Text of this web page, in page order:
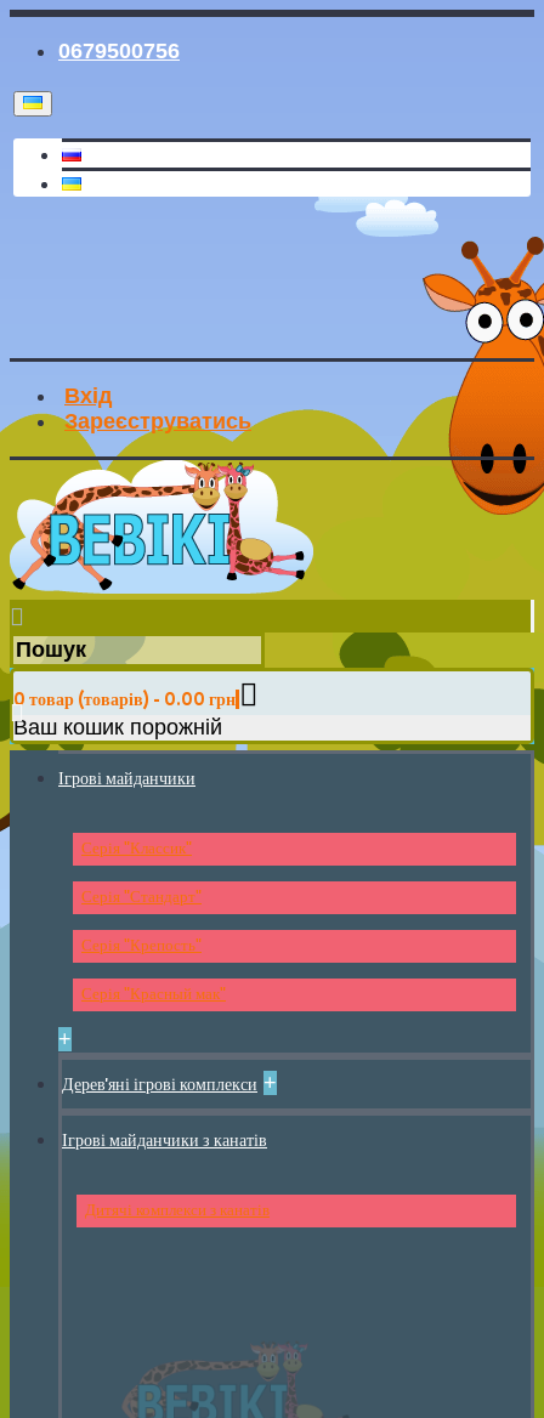
0679500756
Вхід
Зареєструватись
0 товар (товарів) - 0.00 грн
Ваш кошик порожній
Ігрові майданчики
Серія "Классик"
Серія "Стандарт"
Серія "Крепость"
Серія "Красный мак"
+
Дерев'яні ігрові комплекси +
Ігрові майданчики з канатів
Дитячі комплекси з канатів